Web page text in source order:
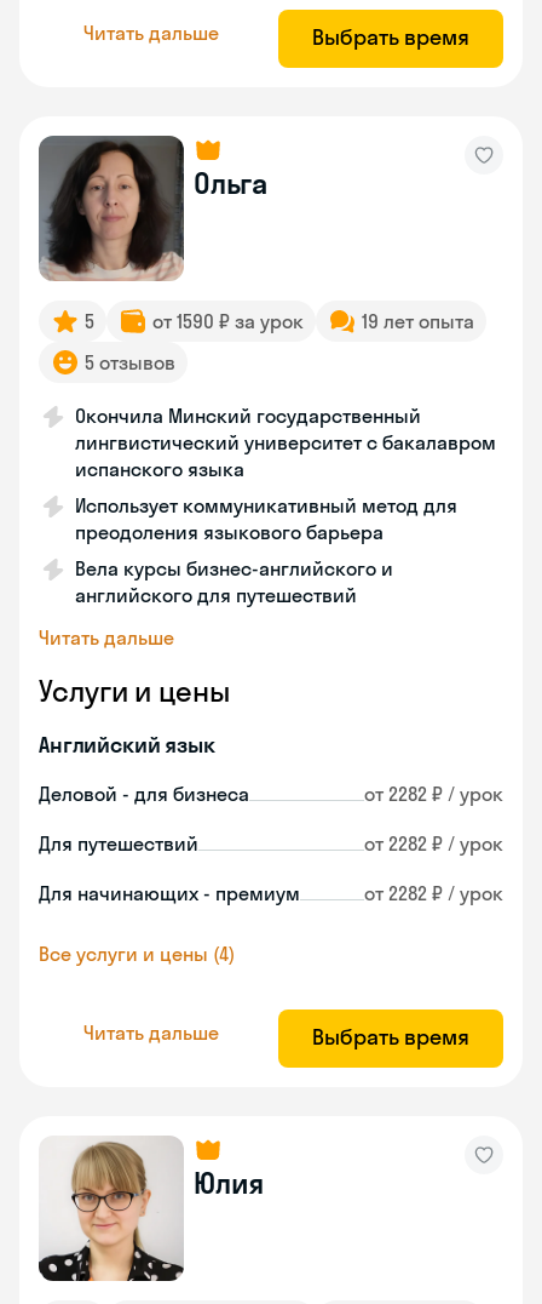
Читать дальше Выбрать время
Ольга
5 от 1590 ₽ за урок
19 лет опыта
5 отзывов
Окончила Минский государственный
лингвистический университет с бакалавром
испанского языка
Использует коммуникативный метод для
преодоления языкового барьера
Вела курсы бизнес-английского и
английского для путешествий
Читать дальше
Услуги и цены
Английский язык
Деловой - для бизнеса от 2282 ₽ / урок
Для путешествий от 2282 ₽ / урок
Для начинающих - премиум от 2282 ₽ / урок
Все услуги и цены (4)
Читать дальше Выбрать время
Юлия